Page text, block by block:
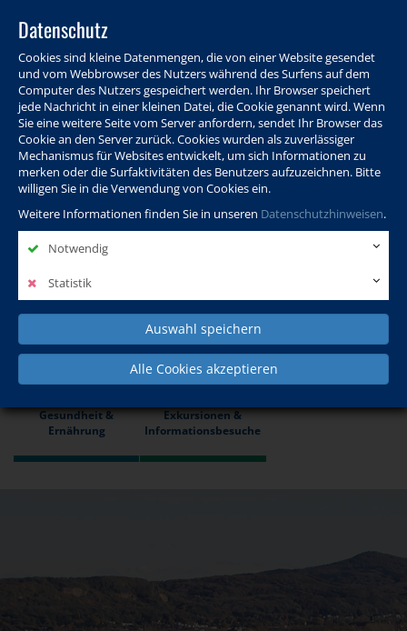
Datenschutz
Cookies sind kleine Datenmengen, die von einer Website gesendet
und vom Webbrowser des Nutzers während des Surfens auf dem
Computer des Nutzers gespeichert werden. Ihr Browser speichert
jede Nachricht in einer kleinen Datei, die Cookie genannt wird. Wenn
Sie eine weitere Seite vom Server anfordern, sendet Ihr Browser das
Cookie an den Server zurück. Cookies wurden als zuverlässiger
Mechanismus für Websites entwickelt, um sich Informationen zu
merken oder die Surfaktivitäten des Benutzers aufzuzeichnen. Bitte
willigen Sie in die Verwendung von Cookies ein.
Weitere Informationen finden Sie in unseren Datenschutzhinweisen.
Notwendig
Statistik
Auswahl speichern
Alle Cookies akzeptieren
Programm Info & Service Aktuelles Warenkorb Login
Ansprechpersonen Kontakt Sitemap
Politik, Wissenschaft &
Internationales
Beruf, IT & Digitales
Gesundheit &
Ernährung
Exkursionen &
Informationsbesuche